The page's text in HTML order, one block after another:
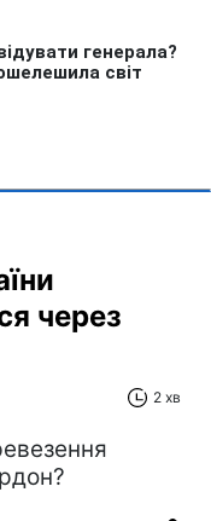
через
2 хв